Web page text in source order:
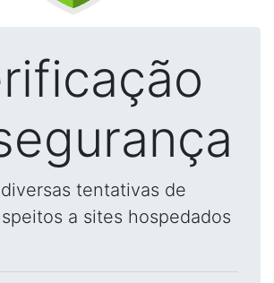
tentativas de
a sites hospedados